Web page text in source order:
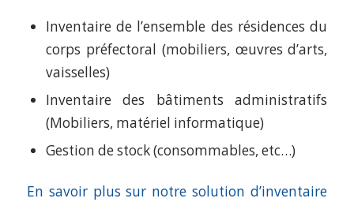
Inventaire de l’ensemble des résidences du
corps préfectoral (mobiliers, œuvres d’arts,
vaisselles)
Inventaire des bâtiments administratifs
(Mobiliers, matériel informatique)
Gestion de stock (consommables, etc…)
En savoir plus sur notre solution d’inventaire